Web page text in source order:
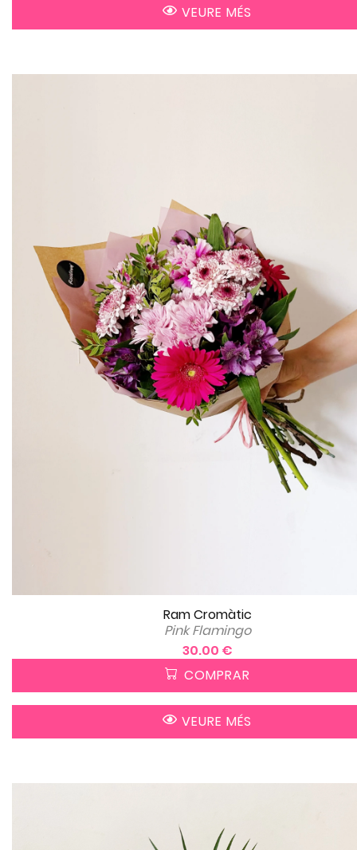
VEURE MÉS
Ram Cromàtic
Pink Flamingo
30.00 €
COMPRAR
VEURE MÉS